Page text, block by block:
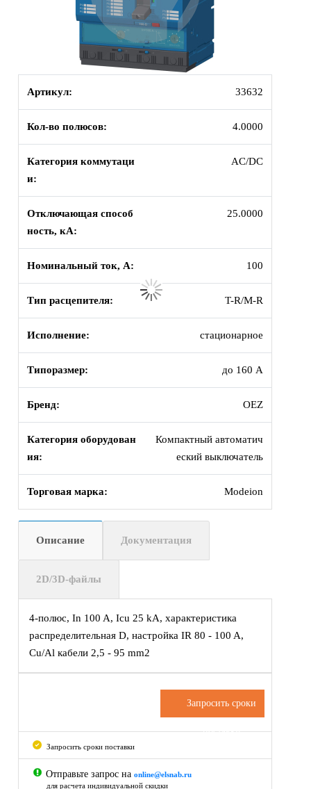
Артикул: 33632
Кол-во полюсов: 4.0000
Категория коммутаци
и:
AC/DC
Отключающая способ
ность, кА:
25.0000
Номинальный ток, А: 100
Тип расцепителя: T-R/M-R
Исполнение: стационарное
Типоразмер: до 160 А
Бренд: OEZ
Категория оборудован
ия:
Компактный автоматич
еский выключатель
Торговая марка: Modeion
Описание Документация
2D/3D-файлы
4-полюс, In 100 A, Icu 25 kA, характеристика
распределительная D, настройка IR 80 - 100 A,
Cu/Al кабели 2,5 - 95 mm2
Запросить сроки
поставки
Запросить сроки поставки
Отправьте запрос на online@elsnab.ru
для расчета индивидуальной скидки